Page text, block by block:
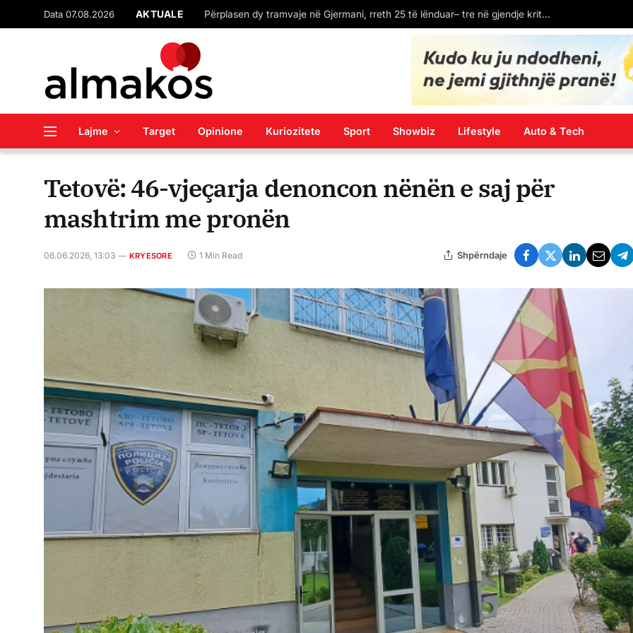
Data 07.08.2026 AKTUALE LAJM I FUNDIT: Spanja ekstradon në Kosovë Dukagjin Nikollajn, protagonistin e përleshjes në “Bon Vivant”
Lajme Target Opinione Kuriozitete Sport Showbiz Lifestyle Auto & Tech
Tetovë: 46-vjeçarja denoncon nënën e saj për
mashtrim me pronën
06.06.2026, 13:03 KRYESORE 1 Min Read Shpërndaje